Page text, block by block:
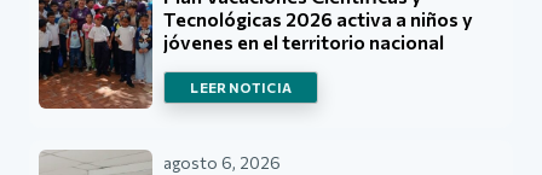
Tecnológicas 2026 activa a niños y
jóvenes en el territorio nacional
LEER NOTICIA
agosto 6, 2026